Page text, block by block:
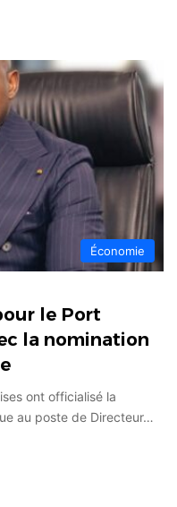
Économie
le Port
la nomination
ont officialisé la
au poste de Directeur…